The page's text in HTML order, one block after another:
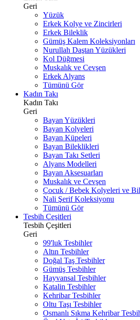
Geri
Yüzük
Erkek Kolye ve Zincirleri
Erkek Bileklik
Gümüş Kalem Koleksiyonları
Nurullah Daştan Yüzükleri
Kol Düğmesi
Muskalık ve Cevşen
Erkek Alyans
Tümünü Gör
Kadın Takı
Kadın Takı
Geri
Bayan Yüzükleri
Bayan Kolyeleri
Bayan Küpeleri
Bayan Bileklikleri
Bayan Takı Setleri
Alyans Modelleri
Bayan Aksesuarları
Muskalık ve Cevşen
Çocuk / Bebek Kolyeleri ve
Nali Şerif Koleksiyonu
Tümünü Gör
Tesbih Çeşitleri
Tesbih Çeşitleri
Geri
99'luk Tesbihler
Altın Tesbihler
Doğal Taş Tesbihler
Gümüş Tesbihler
Hayvansal Tesbihler
Katalin Tesbihler
Kehribar Tesbihler
Oltu Taşı Tesbihler
Osmanlı Sıkma Kehribar